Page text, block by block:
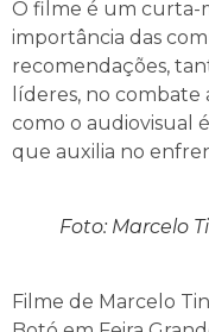
O filme é um curta-
importância das
recomendações,
líderes, no combate
como o audiovisual
que auxilia no
Foto: Marcelo
Filme de Marcelo